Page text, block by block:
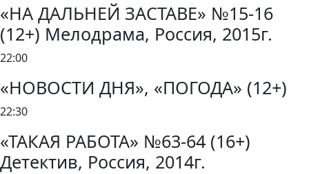
«НА ДАЛЬНЕЙ ЗАСТАВЕ» №15-16
(12+) Мелодрама, Россия, 2015г.
22:00
«НОВОСТИ ДНЯ», «ПОГОДА» (12+)
22:30
«ТАКАЯ РАБОТА» №63-64 (16+)
Детектив, Россия, 2014г.